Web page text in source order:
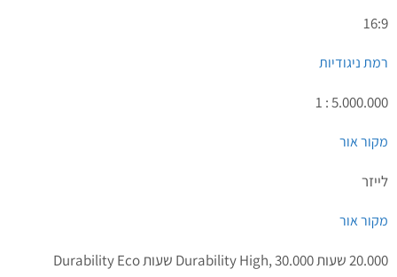
16:9
רמת ניגודיות
5.000.000 : 1
מקור אור
לייזר
מקור אור
20.000 שעות Durability High, 30.000 שעות Durability Eco